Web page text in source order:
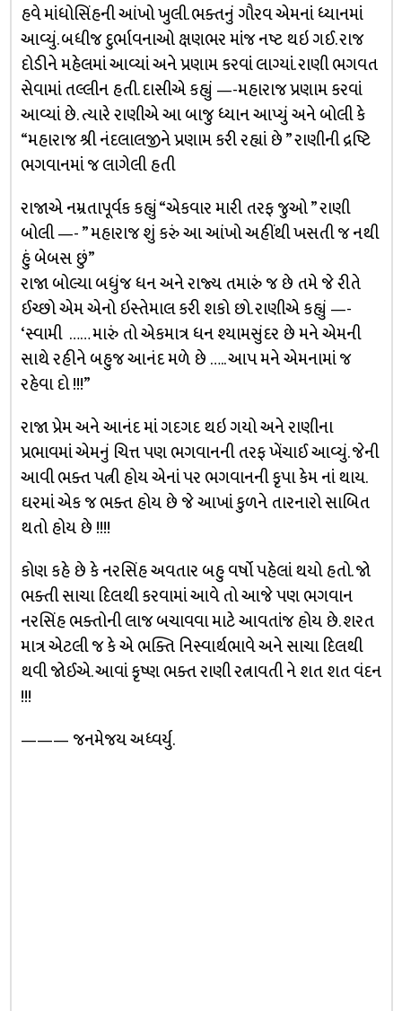
હવે માંધોસિંહની આંખો ખુલી. ભક્તનું ગૌરવ એમનાં ધ્યાનમાં
આવ્યું. બધીજ દુર્ભાવનાઓ ક્ષણભર માંજ નષ્ટ થઇ ગઈ. રાજ
દોડીને મહેલમાં આવ્યાં અને પ્રણામ કરવાં લાગ્યાં. રાણી ભગવત
સેવામાં તલ્લીન હતી. દાસીએ કહ્યું —-મહારાજ પ્રણામ કરવાં
આવ્યાં છે. ત્યારે રાણીએ આ બાજુ ધ્યાન આપ્યું અને બોલી કે
“મહારાજ શ્રી નંદલાલજીને પ્રણામ કરી રહ્યાં છે ” રાણીની દ્રષ્ટિ
ભગવાનમાં જ લાગેલી હતી
રાજાએ નમ્રતાપૂર્વક કહ્યું “એકવાર મારી તરફ જુઓ ” રાણી
બોલી —- ” મહારાજ શું કરું આ આંખો અહીંથી ખસતી જ નથી
હું બેબસ છું”
રાજા બોલ્યા બધુંજ ધન અને રાજ્ય તમારું જ છે તમે જે રીતે
ઈચ્છો એમ એનો ઇસ્તેમાલ કરી શકો છો. રાણીએ કહ્યું —-
‘સ્વામી …… મારું તો એકમાત્ર ધન શ્યામસુંદર છે મને એમની
સાથે રહીને બહુજ આનંદ મળે છે ….. આપ મને એમનામાં જ
રહેવા દો !!!”
રાજા પ્રેમ અને આનંદ માં ગદગદ થઇ ગયો અને રાણીના
પ્રભાવમાં એમનું ચિત્ત પણ ભગવાનની તરફ ખેંચાઈ આવ્યું. જેની
આવી ભક્ત પત્ની હોય એનાં પર ભગવાનની કૃપા કેમ નાં થાય.
ઘરમાં એક જ ભક્ત હોય છે જે આખાં કુળને તારનારો સાબિત
થતો હોય છે !!!!
કોણ કહે છે કે નરસિંહ અવતાર બહુ વર્ષો પહેલાં થયો હતો. જો
ભક્તી સાચા દિલથી કરવામાં આવે તો આજે પણ ભગવાન
નરસિંહ ભક્તોની લાજ બચાવવા માટે આવતાંજ હોય છે. શરત
માત્ર એટલી જ કે એ ભક્તિ નિસ્વાર્થભાવે અને સાચા દિલથી
થવી જોઈએ. આવાં કૃષ્ણ ભક્ત રાણી રત્નાવતી ને શત શત વંદન
!!!
——— જનમેજય અધ્વર્યુ.